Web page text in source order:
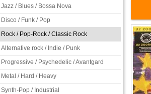
Jazz / Blues / Bossa Nova
Disco / Funk / Pop
Rock / Pop-Rock / Classic Rock
Alternative rock / Indie / Punk
Progressive / Psychedelic / Avantgard
Metal / Hard / Heavy
Synth-Pop / Industrial